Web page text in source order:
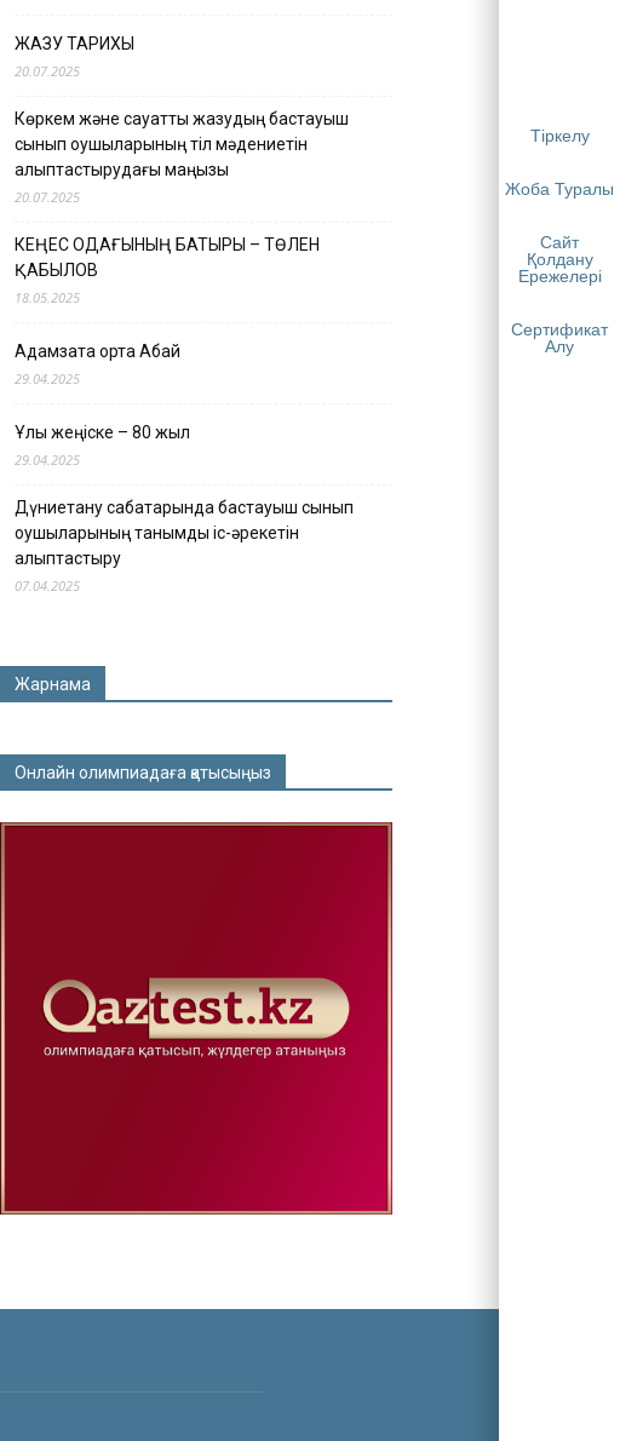
Тіркелу
Жоба Туралы
Сайт
Қолдану
Ережелері
Сертификат
Алу
ЖАЗУ ТАРИХЫ
20.07.2025
Көркем және сауатты жазудың бастауыш
сынып оқушыларының тіл мәдениетін
қалыптастырудағы маңызы
20.07.2025
КЕҢЕС ОДАҒЫНЫҢ БАТЫРЫ – ТӨЛЕН
ҚАБЫЛОВ
18.05.2025
Адамзатқа ортақ Абай
29.04.2025
Ұлы жеңіске – 80 жыл
29.04.2025
Дүниетану сабақтарында бастауыш сынып
оқушыларының танымдық іс-әрекетін
қалыптастыру
07.04.2025
Жарнама
Онлайн олимпиадаға қатысыңыз